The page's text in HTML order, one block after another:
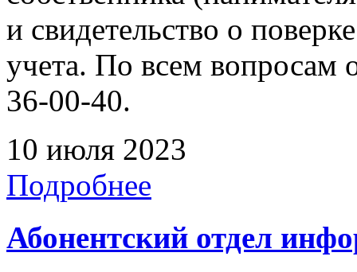
и свидетельство о
учета. По всем вопросам
36-00-40.
10 июля 2023
Подробнее
Абонентский отдел